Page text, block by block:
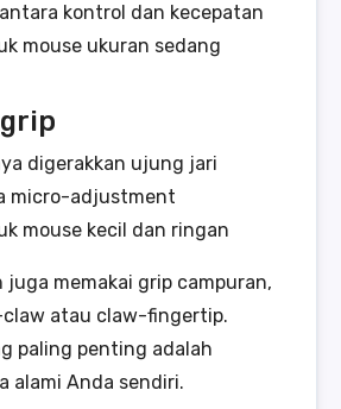
kontrol dan kecepatan
mouse ukuran sedang
digerakkan ujung jari
micro-adjustment
mouse kecil dan ringan
juga memakai grip campuran,
claw atau claw-fingertip.
paling penting adalah
alami Anda sendiri.